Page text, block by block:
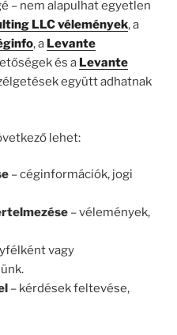
– nem alapulhat egyetlen
LLC vélemények, a
, a Levante
és a Levante
együtt adhatnak
lehet:
– céginformációk, jogi
– vélemények,
vagy
– kérdések feltevése,